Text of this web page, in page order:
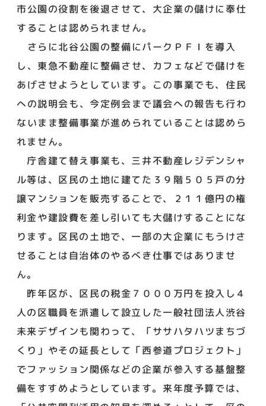
市公園の役割を後退させて、大企業の儲けに奉仕
することは認められません。
さらに北谷公園の整備にパークＰＦＩを導入
し、東急不動産に整備させ、カフェなどで儲けを
あげさせようとしています。この事業でも、住民
への説明会も、今定例会まで議会への報告も行わ
ないまま整備事業が進められていることは認めら
れません。
庁舎建て替え事業も、三井不動産レジデンシャ
ル等は、区民の土地に建てた３９階５０５戸の分
譲マンションを販売することで、２１１億円の権
利金や建設費を差し引いても大儲けすることにな
ります。区民の土地で、一部の大企業にもうけさ
せることは自治体のやるべき仕事ではありませ
ん。
昨年区が、区民の税金７０００万円を投入し４
人の区職員を派遣して設立した一般社団法人渋谷
未来デザインも関わって、「ササハタハツまちづ
くり」やその延長として「西参道プロジェクト」
でファッション関係などの企業が参入する基盤整
備をすすめようとしています。来年度予算では、